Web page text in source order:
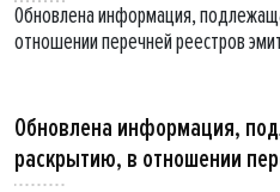
Обновлена информация,
отношении перечней реестров
Обновлена информация,
раскрытию, в отношении